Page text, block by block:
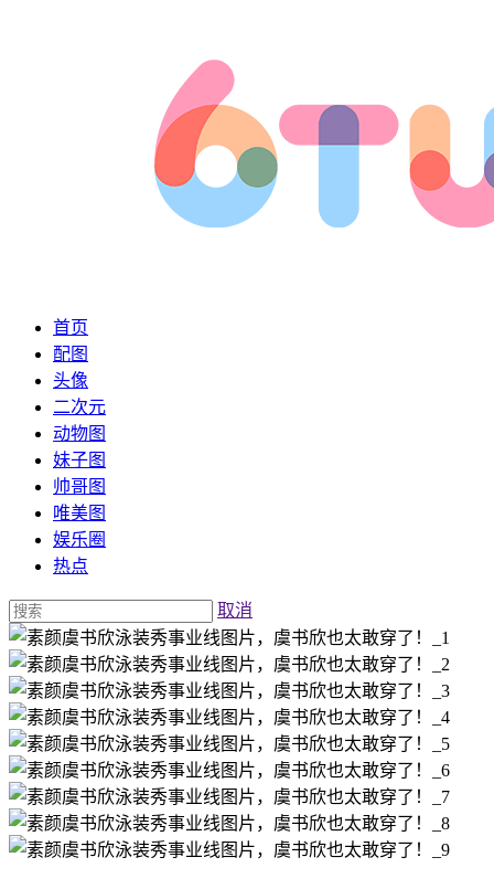
首页
配图
头像
二次元
动物图
妹子图
帅哥图
唯美图
娱乐圈
热点
取消